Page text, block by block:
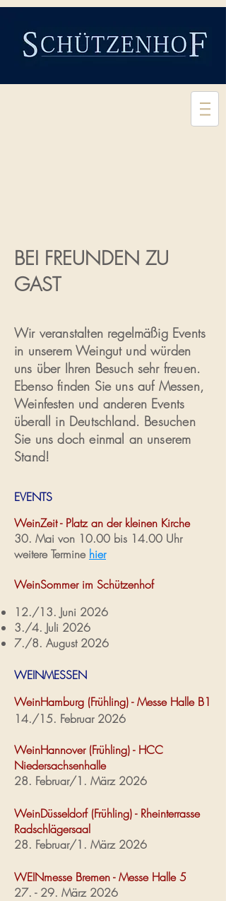
BEI FREUNDEN ZU
GAST
Wir veranstalten regelmäßig Events
in unserem Weingut und würden
uns über Ihren Besuch sehr freuen.
Ebenso finden Sie uns auf Messen,
Weinfesten und anderen Events
überall in Deutschland. Besuchen
Sie uns doch einmal an unserem
Stand!
EVENTS
WeinZeit - Platz an der kleinen Kirche
30. Mai von 10.00 bis 14.00 Uhr
weitere Termine hier
WeinSommer im Schützenhof
12./13. Juni 2026
3./4. Juli 2026
7./8. August 2026
WEINMESSEN
WeinHamburg (Frühling) - Messe Halle B1
14./15. Februar 2026
WeinHannover (Frühling) - HCC
Niedersachsenhalle
28. Februar/1. März 2026
WeinDüsseldorf (Frühling) - Rheinterrasse
Radschlägersaal
28. Februar/1. März 2026
WEINmesse Bremen - Messe Halle 5
27. - 29. März 2026